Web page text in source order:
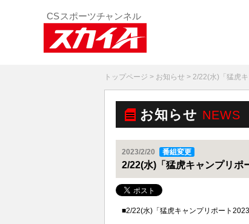
トップページ > お知らせ > 2/22(水)「猛虎
お知らせ NEWS
2023/2/20 番組変更
2/22(水)「猛虎キャンプリポ
■2/22(水)「猛虎キャンプリポート